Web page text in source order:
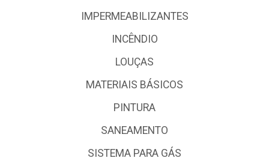
IMPERMEABILIZANTES
INCÊNDIO
LOUÇAS
MATERIAIS BÁSICOS
PINTURA
SANEAMENTO
SISTEMA PARA GÁS